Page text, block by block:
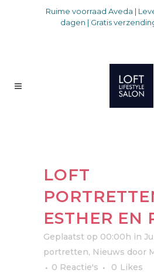
Ruime voorraad Aveda |
dagen | Gratis
LOFT
ESTHER EN
Geplaatst op 00:00h in
portretten, Nieuws door
0 Reactie's
0 Likes